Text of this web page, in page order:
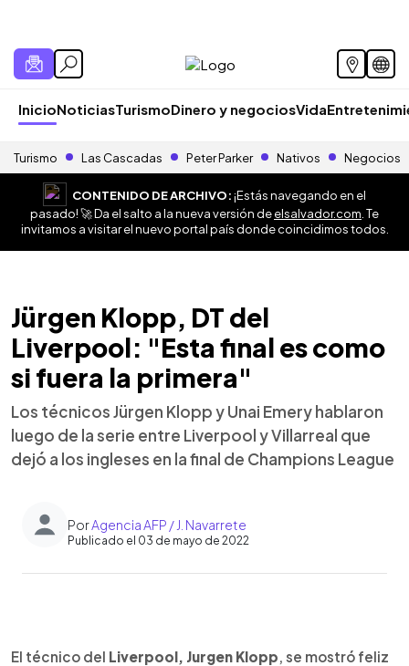
InicioNoticiasTurismoDinero y negociosVida
Turismo Las Cascadas Peter Parker Nativos Negocios
CONTENIDO DE ARCHIVO:¡Estás navegando en el
pasado! 🚀 Da el salto a la nueva versión deelsalvador.com . Te
invitamos a visitar el nuevo portal país donde coincidimos todos.
Jürgen Klopp, DT del
Liverpool: "Esta final es como
si fuera la primera"
Los técnicos Jürgen Klopp y Unai Emery hablaron
luego de la serie entre Liverpool y Villarreal que
dejó a los ingleses en la final de Champions League
PorAgencia AFP / J. Navarrete
Publicado el 03 de mayo de 2022
► Escuchar artículo
El técnico del Liverpool, Jurgen Klopp, se mostró feliz